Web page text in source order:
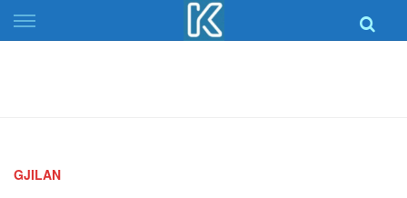
Skip
to
GJILAN